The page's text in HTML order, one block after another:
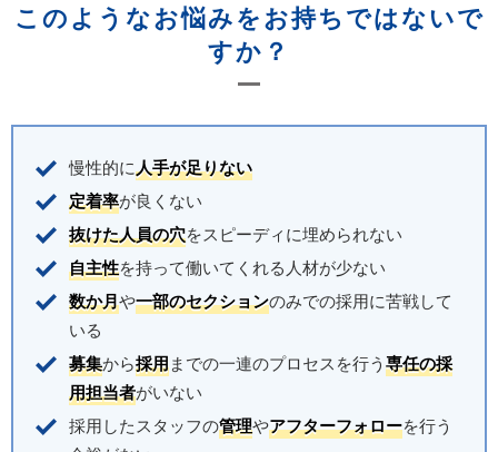
このようなお悩みをお持ちではないで
すか？
慢性的に人手が足りない
定着率が良くない
抜けた人員の穴をスピーディに埋められない
自主性を持って働いてくれる人材が少ない
数か月や一部のセクションのみでの採用に苦戦して
いる
募集から採用までの一連のプロセスを行う 専任の採
用担当者がいない
採用したスタッフの管理やアフターフォローを行う